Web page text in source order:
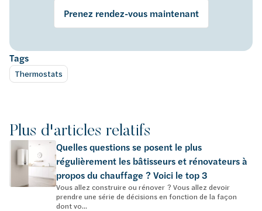
Prenez rendez-vous maintenant
Tags
Thermostats
Plus d'articles relatifs
Quelles questions se posent le plus
régulièrement les bâtisseurs et rénovateurs à
propos du chauffage ? Voici le top 3
Vous allez construire ou rénover ? Vous allez devoir
prendre une série de décisions en fonction de la façon
dont vo...